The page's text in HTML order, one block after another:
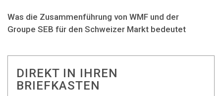
Was die Zusammenführung von WMF und der
Groupe SEB für den Schweizer Markt bedeutet
DIREKT IN IHREN
BRIEFKASTEN